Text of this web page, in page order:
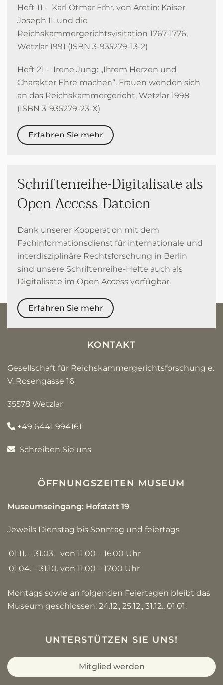
Heft 11 - Karl Otmar Frhr. von Aretin: Kaiser
Joseph II. und die
Reichskammergerichtsvisitation 1767-1776,
Wetzlar 1991 (ISBN 3-935279-13-2)
Heft 21 - Irene Jung: „Ihrem Herzen und
Charakter Ehre machen“. Frauen wenden sich
an das Reichskammergericht, Wetzlar 1998
(ISBN 3-935279-23-X)
Erfahren Sie mehr
Schriftenreihe-Digitalisate als
Open Access-Dateien
Dank unserer Kooperation mit dem
Fachinformationsdienst für internationale und
interdisziplinäre Rechtsforschung in Berlin
sind unsere Schriftenreihe-Hefte auch als
Digitalisate im Open Access verfügbar.
Erfahren Sie mehr
KONTAKT
Gesellschaft für Reichskammergerichtsforschung e.
V. Rosengasse 16
35578 Wetzlar
+49 6441 994161
Schreiben Sie uns
ÖFFNUNGSZEITEN MUSEUM
Museumseingang: Hofstatt 19
Jeweils Dienstag bis Sonntag und feiertags
01.11. – 31.03. von 11.00 – 16.00 Uhr
01.04. – 31.10. von 11.00 – 17.00 Uhr
Montags sowie an folgenden Feiertagen bleibt das
Museum geschlossen: 24.12., 25.12., 31.12., 01.01.
UNTERSTÜTZEN SIE UNS!
Mitglied werden